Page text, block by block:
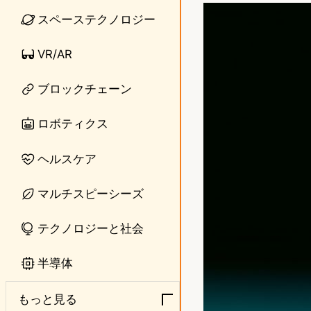
スペーステクノロジー
VR/AR
ブロックチェーン
ロボティクス
ヘルスケア
マルチスピーシーズ
テクノロジーと社会
半導体
もっと見る